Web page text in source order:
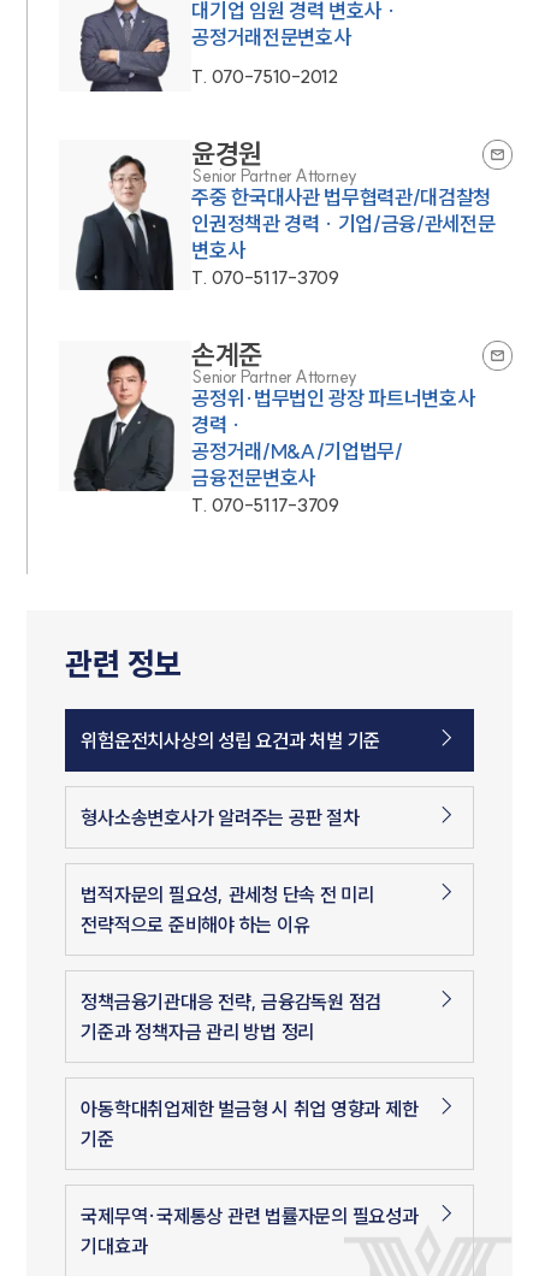
대기업 임원 경력 변호사 ·
공정거래전문변호사
T. 070-7510-2012
윤경원
Senior Partner Attorney
주중 한국대사관 법무협력관/대검찰청
인권정책관 경력 · 기업/금융/관세전문
변호사
T. 070-5117-3709
손계준
Senior Partner Attorney
공정위·법무법인 광장 파트너변호사
경력 ·
공정거래/M&A/기업법무/
금융전문변호사
T. 070-5117-3709
관련 정보
위험운전치사상의 성립 요건과 처벌 기준
형사소송변호사가 알려주는 공판 절차
법적자문의 필요성, 관세청 단속 전 미리
전략적으로 준비해야 하는 이유
정책금융기관대응 전략, 금융감독원 점검
기준과 정책자금 관리 방법 정리
아동학대취업제한 벌금형 시 취업 영향과 제한
기준
국제무역·국제통상 관련 법률자문의 필요성과
기대효과